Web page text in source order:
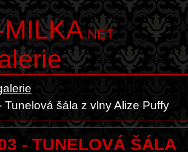
.NET
Tunelová šála z vlny Alize Puffy
- TUNELOVÁ ŠÁLA